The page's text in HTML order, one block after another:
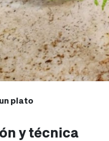
plato
y técnica